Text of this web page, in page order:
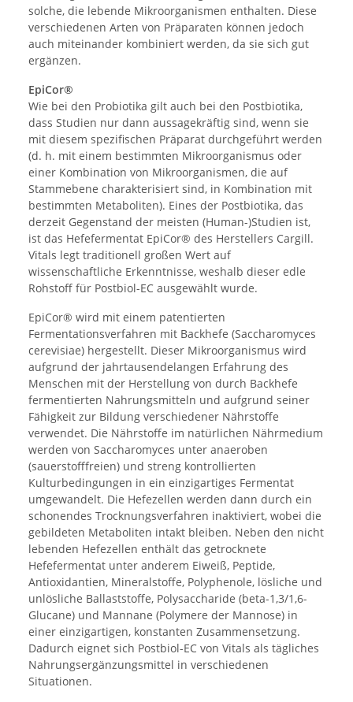
solche, die lebende Mikroorganismen enthalten. Diese
verschiedenen Arten von Präparaten können jedoch
auch miteinander kombiniert werden, da sie sich gut
ergänzen.
EpiCor®
Wie bei den Probiotika gilt auch bei den Postbiotika,
dass Studien nur dann aussagekräftig sind, wenn sie
mit diesem spezifischen Präparat durchgeführt werden
(d. h. mit einem bestimmten Mikroorganismus oder
einer Kombination von Mikroorganismen, die auf
Stammebene charakterisiert sind, in Kombination mit
bestimmten Metaboliten). Eines der Postbiotika, das
derzeit Gegenstand der meisten (Human-)Studien ist,
ist das Hefefermentat EpiCor® des Herstellers Cargill.
Vitals legt traditionell großen Wert auf
wissenschaftliche Erkenntnisse, weshalb dieser edle
Rohstoff für Postbiol-EC ausgewählt wurde.
EpiCor® wird mit einem patentierten
Fermentationsverfahren mit Backhefe (Saccharomyces
cerevisiae) hergestellt. Dieser Mikroorganismus wird
aufgrund der jahrtausendelangen Erfahrung des
Menschen mit der Herstellung von durch Backhefe
fermentierten Nahrungsmitteln und aufgrund seiner
Fähigkeit zur Bildung verschiedener Nährstoffe
verwendet. Die Nährstoffe im natürlichen Nährmedium
werden von Saccharomyces unter anaeroben
(sauerstofffreien) und streng kontrollierten
Kulturbedingungen in ein einzigartiges Fermentat
umgewandelt. Die Hefezellen werden dann durch ein
schonendes Trocknungsverfahren inaktiviert, wobei die
gebildeten Metaboliten intakt bleiben. Neben den nicht
lebenden Hefezellen enthält das getrocknete
Hefefermentat unter anderem Eiweiß, Peptide,
Antioxidantien, Mineralstoffe, Polyphenole, lösliche und
unlösliche Ballaststoffe, Polysaccharide (beta-1,3/1,6-
Glucane) und Mannane (Polymere der Mannose) in
einer einzigartigen, konstanten Zusammensetzung.
Dadurch eignet sich Postbiol-EC von Vitals als tägliches
Nahrungsergänzungsmittel in verschiedenen
Situationen.